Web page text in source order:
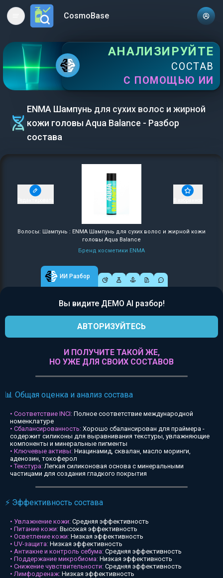
Open main menuCosmoBase
АНАЛИЗИРУЙТЕ
СОСТАВ
С ПОМОЩЬЮ ИИ
ENMA Шампунь для сухих волос и жирной
кожи головы Aqua Balance - Разбор
состава
Волосы: Шампунь : ENMA Шампунь для сухих волос и жирной кожи
головы Aqua Balance
Бренд косметики ENMA
ИИ Разбор
Вы видите ДЕМО AI разбор!
АВТОРИЗУЙТЕСЬ
И ПОЛУЧИТЕ ТАКОЙ ЖЕ,
НО УЖЕ ДЛЯ СВОИХ СОСТАВОВ
📊 Общая оценка и анализ состава
• Соответствие INCI: Полное соответствие международной
номенклатуре
• Сбалансированность: Хорошо сбалансирован для праймера -
содержит силиконы для выравнивания текстуры, увлажняющие
компоненты и минеральные пигменты
• Ключевые активы: Ниацинамид, сквалан, масло моринги,
аденозин, токоферол
• Текстура:Легкая силиконовая основа с минеральными
частицами для создания гладкого покрытия
⚡ Эффективность состава
• Увлажнение кожи: Средняя эффективность
• Питание кожи: Высокая эффективность
• Осветление кожи: Низкая эффективность
• UV-защита: Низкая эффективность
• Антиакне и контроль себума: Средняя эффективность
• Поддержание микробиома: Низкая эффективность
• Снижение чувствительности: Средняя эффективность
• Лимфодренаж: Низкая эффективность